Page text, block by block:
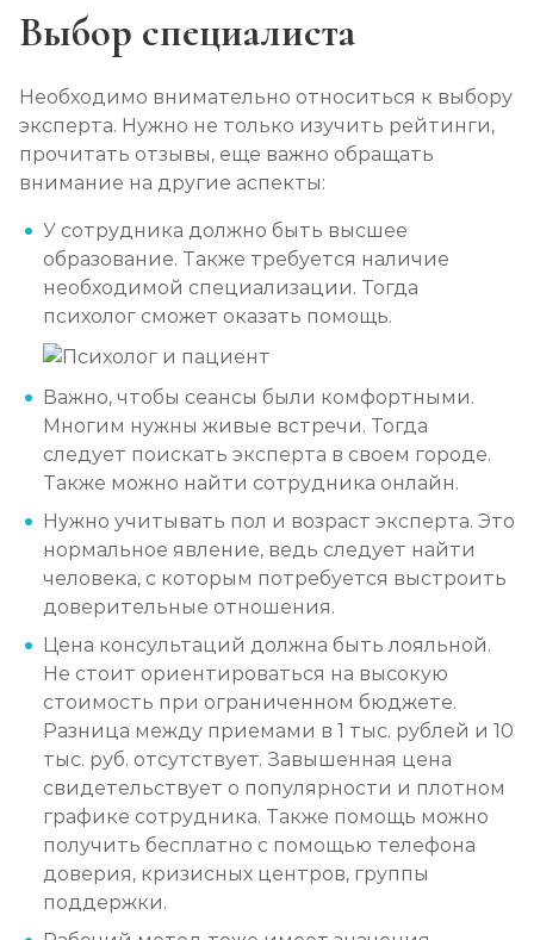
Выбор специалиста
Необходимо внимательно относиться к выбору
эксперта. Нужно не только изучить рейтинги,
прочитать отзывы, еще важно обращать
внимание на другие аспекты:
У сотрудника должно быть высшее
образование. Также требуется наличие
необходимой специализации. Тогда
психолог сможет оказать помощь.
Важно, чтобы сеансы были комфортными.
Многим нужны живые встречи. Тогда
следует поискать эксперта в своем городе.
Также можно найти сотрудника онлайн.
Нужно учитывать пол и возраст эксперта. Это
нормальное явление, ведь следует найти
человека, с которым потребуется выстроить
доверительные отношения.
Цена консультаций должна быть лояльной.
Не стоит ориентироваться на высокую
стоимость при ограниченном бюджете.
Разница между приемами в 1 тыс. рублей и 10
тыс. руб. отсутствует. Завышенная цена
свидетельствует о популярности и плотном
графике сотрудника. Также помощь можно
получить бесплатно с помощью телефона
доверия, кризисных центров, группы
поддержки.